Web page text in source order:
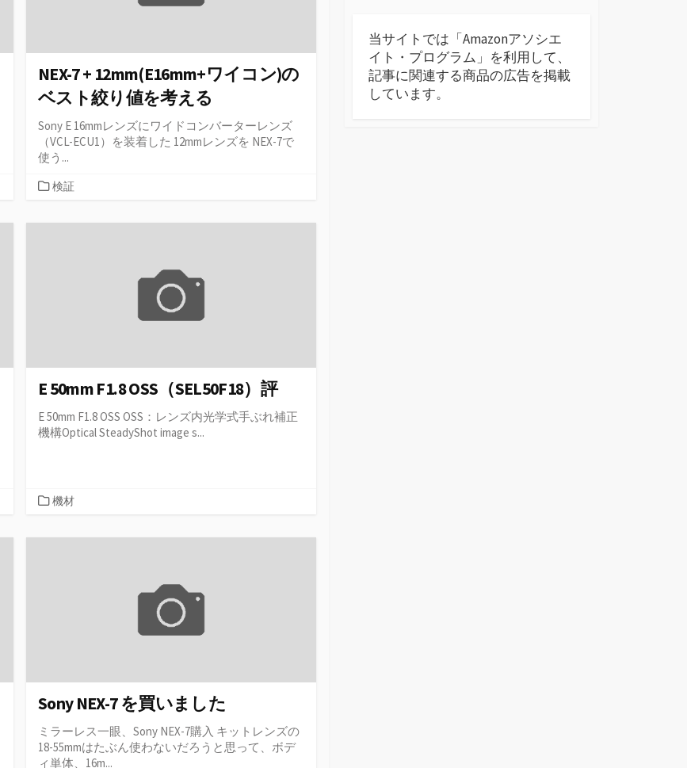
NEX-7 + 12mm(E16mm+ワイコン)の
ベスト絞り値を考える
Sony E 16mmレンズにワイドコンバーターレンズ
（VCL-ECU1）を装着した 12mmレンズを NEX-7で
使う...
カ
ゴ
検証
E 50mm F1.8 OSS（SEL50F18）評
E 50mm F1.8 OSS OSS：レンズ内光学式手ぶれ補正
機構Optical SteadyShot image s...
カ
ゴ
機材
Sony NEX-7 を買いました
ミラーレス一眼、Sony NEX-7購入 キットレンズの
18-55mmはたぶん使わないだろうと思って、ボデ
ィ単体、16m...
当サイトでは「Amazonアソシエ
イト・プログラム」を利用して、
記事に関連する商品の広告を掲載
しています。